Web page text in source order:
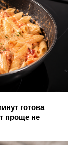
готова
проще не